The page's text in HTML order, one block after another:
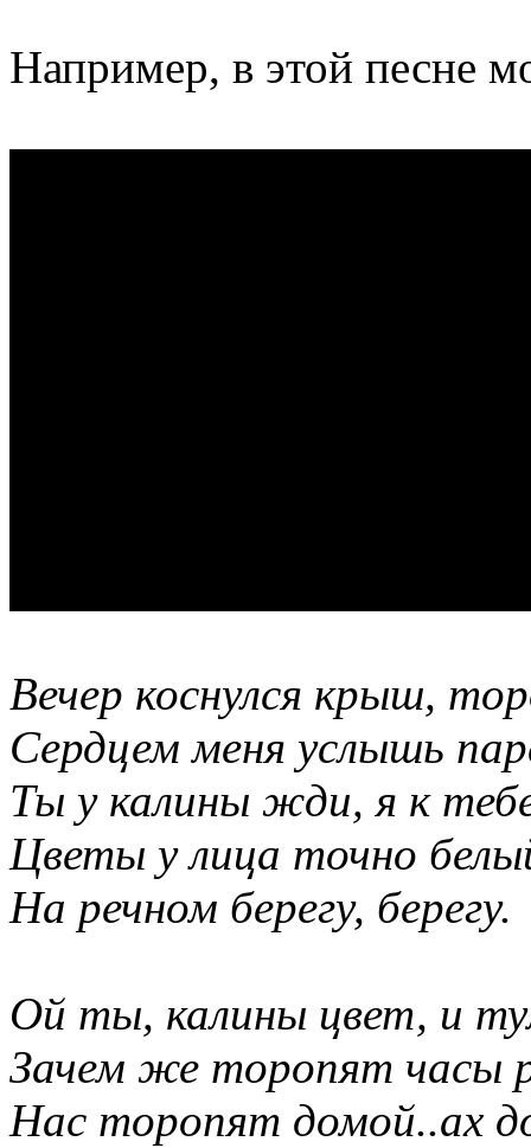
Например, в этой песне
Вечер коснулся крыш,
Сердцем меня услышь
Ты у калины жди, я к
Цветы у лица точно
На речном берегу, берегу.
Ой ты, калины цвет, и
Зачем же торопят часы
Нас торопят домой..ах